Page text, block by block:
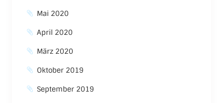
Mai 2020
April 2020
März 2020
Oktober 2019
September 2019